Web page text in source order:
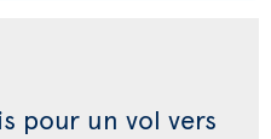
pour un vol vers